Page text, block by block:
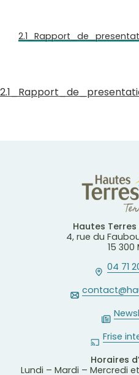
Hautes
4, rue du
15 300
04 71
Frise
Horaires
Lundi – Mardi – Mercredi